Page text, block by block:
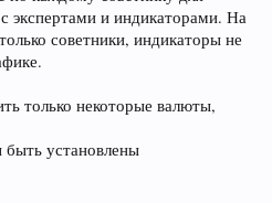
экспертами и индикаторами. На
советники, индикаторы не
только некоторые валюты,
установлены